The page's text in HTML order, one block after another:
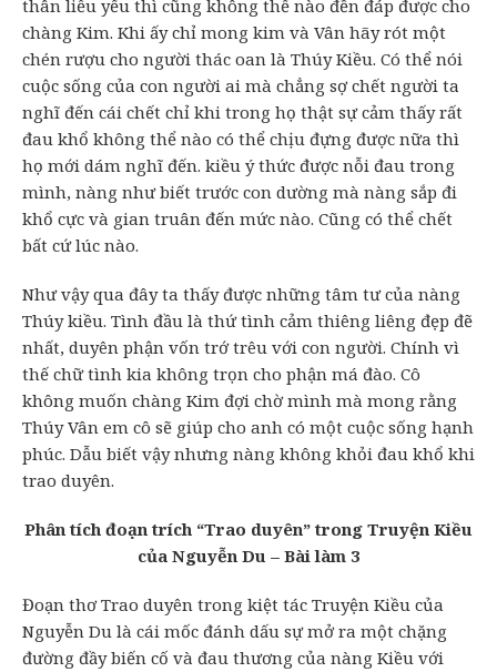
thân liễu yếu thì cũng không thể nào đền đáp được cho
chàng Kim. Khi ấy chỉ mong kim và Vân hãy rót một
chén rượu cho người thác oan là Thúy Kiều. Có thể nói
cuộc sống của con người ai mà chẳng sợ chết người ta
nghĩ đến cái chết chỉ khi trong họ thật sự cảm thấy rất
đau khổ không thể nào có thể chịu đựng được nữa thì
họ mới dám nghĩ đến. kiều ý thức được nỗi đau trong
mình, nàng như biết trước con dường mà nàng sắp đi
khổ cực và gian truân đến mức nào. Cũng có thể chết
bất cứ lúc nào.
Như vậy qua đây ta thấy được những tâm tư của nàng
Thúy kiều. Tình đầu là thứ tình cảm thiêng liêng đẹp đẽ
nhất, duyên phận vốn trớ trêu với con người. Chính vì
thế chữ tình kia không trọn cho phận má đào. Cô
không muốn chàng Kim đợi chờ mình mà mong rằng
Thúy Vân em cô sẽ giúp cho anh có một cuộc sống hạnh
phúc. Dẫu biết vậy nhưng nàng không khỏi đau khổ khi
trao duyên.
Phân tích đoạn trích “Trao duyên” trong Truyện Kiều
của Nguyễn Du – Bài làm 3
Đoạn thơ Trao duyên trong kiệt tác Truyện Kiều của
Nguyễn Du là cái mốc đánh dấu sự mở ra một chặng
đường đầy biến cố và đau thương của nàng Kiều với